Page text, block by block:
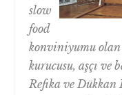
slow
food
konviniyumu
kurucusu, aşçı
Refika ve